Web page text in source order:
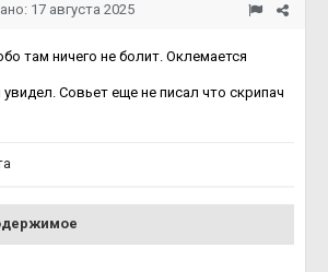
17 августа 2025
там ничего не болит. Оклемается
Совьет еще не писал что скрипач